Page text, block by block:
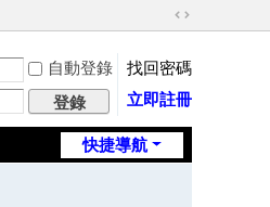
切
到
寬
版
自動登錄
找回密碼
登錄 立即註冊
快捷導航